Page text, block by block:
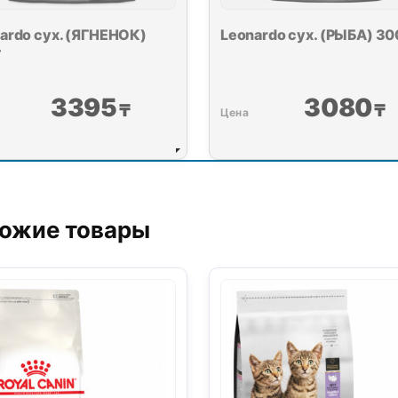
сух. (ЯГНЕНОК)
3395₸
Leonardo сух. (РЫБА)
3080₸
товары